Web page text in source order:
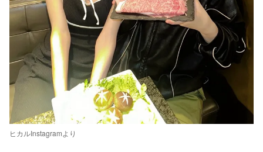
ヒカルInstagramより